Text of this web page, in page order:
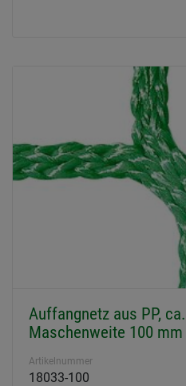
Auffangnetz aus PP,
Maschenweite 100 mm
Artikelnummer
18033-100